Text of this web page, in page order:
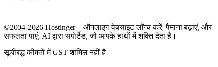
©2004-2026 Hostinger – ऑनलाइन वेबसाइट लॉन्च करें, पैमाना बढ़ाएं, और
सफलता पाएं; AI द्वारा सपोर्टेड, जो आपके हाथों में शक्ति देता है।
सूचीबद्ध कीमतों में GST शामिल नहीं है